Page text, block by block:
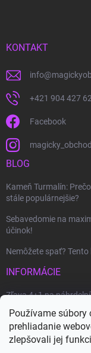
Používame súbory
prehliadanie
zlepšovali jej
KONTAKT
info@
+421 904 427
Facebook
BLOG
Kameň Turmalín:
stále populárnejšie?
Sebavedomie na
účinok!
Nemôžete spať?
INFORMÁCIE
Zľava 4+1 na
Ako uplatniť zľavový
Veľkoobchod